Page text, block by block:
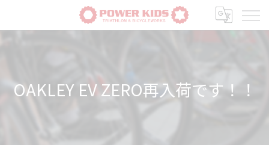
OAKLEY EV ZERO再入荷です！！